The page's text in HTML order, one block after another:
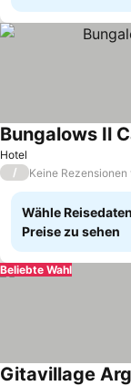
Hotel
Bungalows Il
/ Keine
Wähle
Preise zu sehen
Beliebte Wahl
Gitavillage